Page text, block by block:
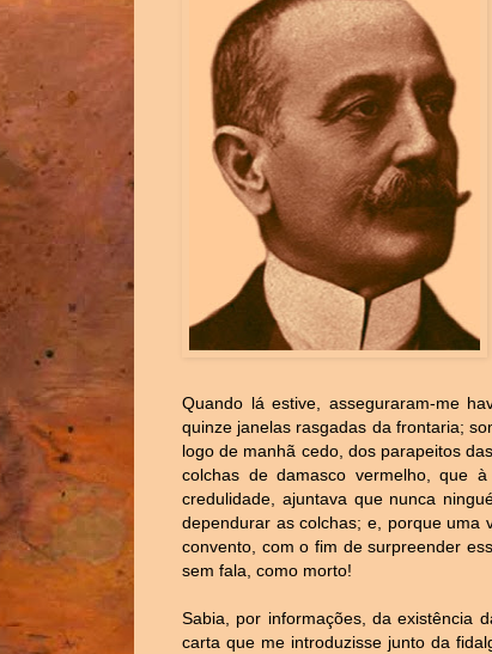
Quando lá estive, asseguraram-me
quinze janelas rasgadas da frontaria;
logo de manhã cedo, dos parapeitos
colchas de damasco vermelho, que
credulidade, ajuntava que nunca
dependurar as colchas; e, porque uma
convento, com o fim de surpreender
sem fala, como morto!
Sabia, por informações, da existência
carta que me introduzisse junto da